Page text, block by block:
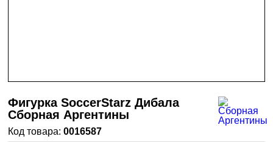
Фигурка SoccerStarz Дибала
Сборная Аргентины
0016587